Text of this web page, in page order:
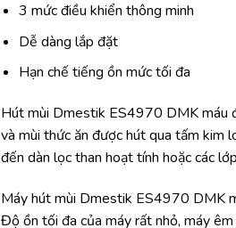
3 mức điều khiển thông minh
Dễ dàng lắp đặt
Hạn chế tiếng ồn mức tối đa
Hút mùi Dmestik ES4970 DMK máu
và mùi thức ăn được hút qua tấm kim
đến dàn lọc than hoạt tính hoặc các
Máy hút mùi Dmestik ES4970 DMK
Độ ồn tối đa của máy rất nhỏ, máy